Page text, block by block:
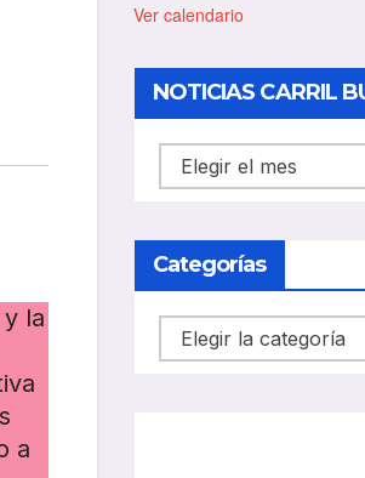
la
a
a
d
o
Ver calendario
NOTICIAS CARRIL
NOTICIAS
CARRIL
Categorías
Categorías